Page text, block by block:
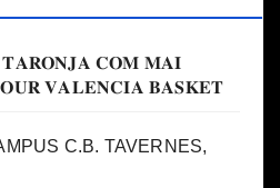
𝐓𝐀𝐑𝐎𝐍𝐉𝐀 𝐂𝐎𝐌 𝐌𝐀𝐈
𝐕𝐀𝐋𝐄𝐍𝐂𝐈𝐀 𝐁𝐀𝐒𝐊𝐄𝐓
C.B. TAVERNES,